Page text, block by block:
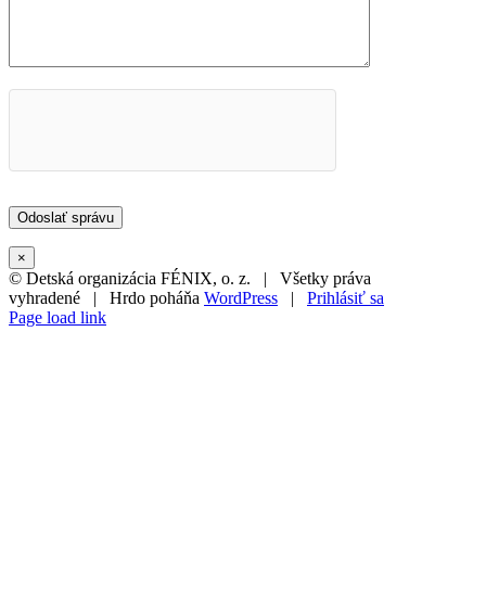
×
© Detská organizácia FÉNIX, o. z. | Všetky práva
vyhradené | Hrdo poháňa WordPress
Prihlásiť sa
Page load link